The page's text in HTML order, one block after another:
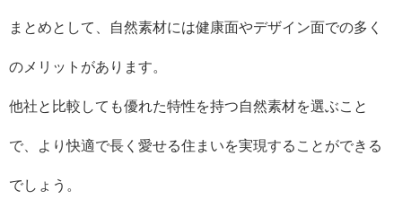
まとめとして、自然素材には健康面やデザイン面での多く
のメリットがあります。
他社と比較しても優れた特性を持つ自然素材を選ぶこと
で、より快適で長く愛せる住まいを実現することができる
でしょう。